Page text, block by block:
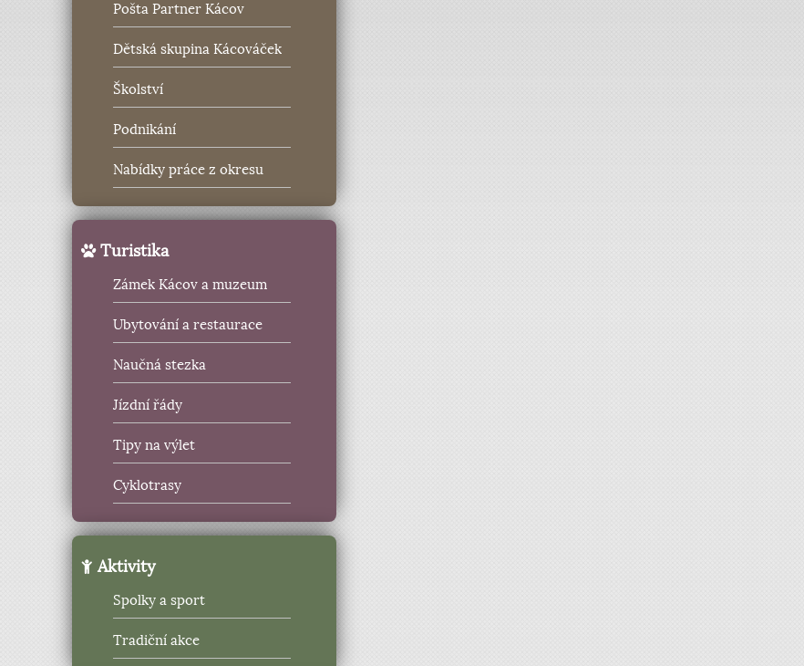
Pošta Partner Kácov
Dětská skupina Kácováček
Školství
Podnikání
Nabídky práce z okresu
Turistika
Zámek Kácov a muzeum
Ubytování a restaurace
Naučná stezka
Jízdní řády
Tipy na výlet
Cyklotrasy
Aktivity
Spolky a sport
Tradiční akce